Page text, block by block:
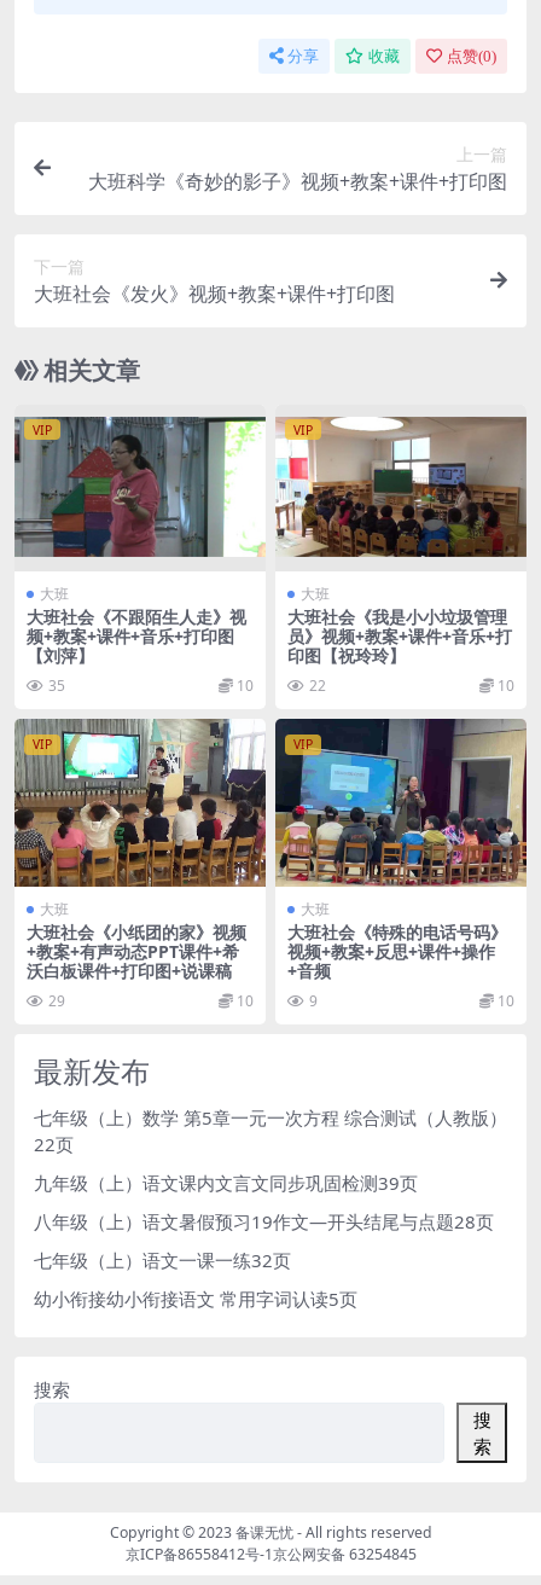
分享 收藏 点赞(0)
上一篇
大班科学《奇妙的影子》视频+教案+课件+打印图
下一篇
大班社会《发火》视频+教案+课件+打印图
相关文章
VIP
大班
大班社会《不跟陌生人走》视
频+教案+课件+音乐+打印图
【刘萍】
35 10
VIP
大班
大班社会《我是小小垃圾管理
员》视频+教案+课件+音乐+打
印图【祝玲玲】
22 10
VIP
大班
大班社会《小纸团的家》视频
+教案+有声动态PPT课件+希
沃白板课件+打印图+说课稿
29 10
VIP
大班
大班社会《特殊的电话号码》
视频+教案+反思+课件+操作
+音频
9 10
最新发布
七年级（上）数学 第5章一元一次方程 综合测试（人教版）
22页
九年级（上）语文课内文言文同步巩固检测39页
八年级（上）语文暑假预习19作文—开头结尾与点题28页
七年级（上）语文一课一练32页
幼小衔接幼小衔接语文 常用字词认读5页
搜索
搜
索
Copyright © 2023备课无忧- All rights reserved
京ICP备86558412号-1京公网安备 63254845